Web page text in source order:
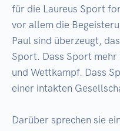
für die Laureus Sport
vor allem die
Paul sind überzeugt,
Sport. Dass Sport
und Wettkampf. Dass
einer intakten
Darüber sprechen sie